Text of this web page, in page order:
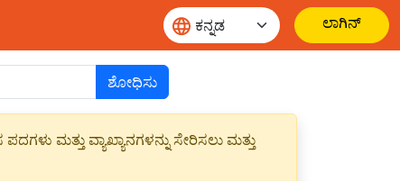
ಲಾಗಿನ್
ಶೋಧಿಸು
ಮತ್ತು ವ್ಯಾಖ್ಯಾನಗಳನ್ನು ಸೇರಿಸಲು ಮತ್ತು